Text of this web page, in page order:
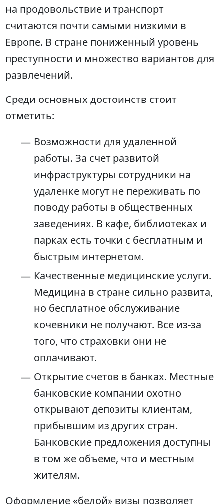
на продовольствие и транспорт
считаются почти самыми низкими в
Европе. В стране пониженный уровень
преступности и множество вариантов для
развлечений.
Среди основных достоинств стоит
отметить:
Возможности для удаленной
работы. За счет развитой
инфраструктуры сотрудники на
удаленке могут не переживать по
поводу работы в общественных
заведениях. В кафе, библиотеках и
парках есть точки с бесплатным и
быстрым интернетом.
Качественные медицинские услуги.
Медицина в стране сильно развита,
но бесплатное обслуживание
кочевники не получают. Все из-за
того, что страховки они не
оплачивают.
Открытие счетов в банках. Местные
банковские компании охотно
открывают депозиты клиентам,
прибывшим из других стран.
Банковские предложения доступны
в том же объеме, что и местным
жителям.
Оформление «белой» визы позволяет